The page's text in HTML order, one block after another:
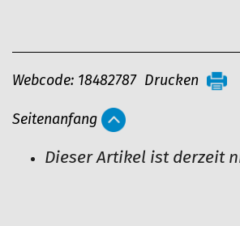
A
t
Webcode: 18482787 Drucken
Seitenanfang
Dieser Artikel ist derzeit